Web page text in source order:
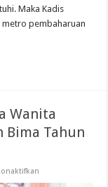
Maka Kadis
pembaharuan
Wanita
Bima Tahun